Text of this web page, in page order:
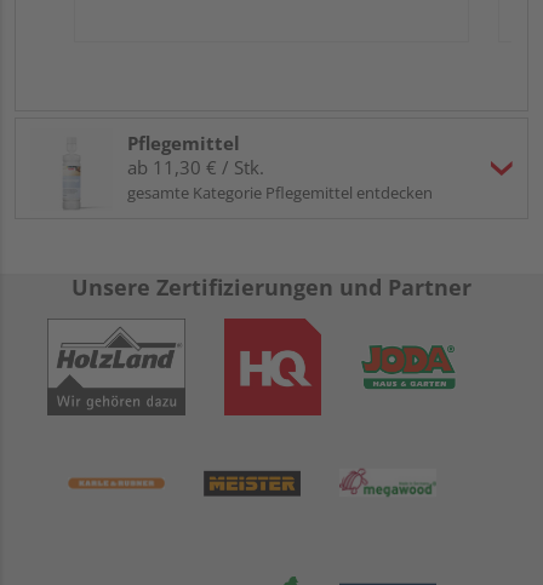
Pflegemittel
ab 11,30 € / Stk.
gesamte Kategorie Pflegemittel entdecken
Unsere Zertifizierungen und Partner